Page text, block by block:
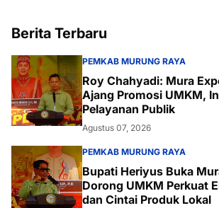
Berita Terbaru
PEMKAB MURUNG RAYA
Roy Chahyadi: Mura
Ajang Promosi UMKM,
Pelayanan Publik
Agustus 07, 2026
PEMKAB MURUNG RAYA
Bupati Heriyus Buka
Dorong UMKM Perkuat
dan Cintai Produk Lokal